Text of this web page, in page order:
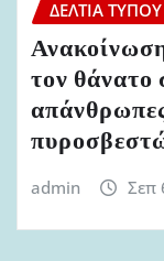
ΔΕΛΤΊΑ
τον θάνατο
admin Σεπ